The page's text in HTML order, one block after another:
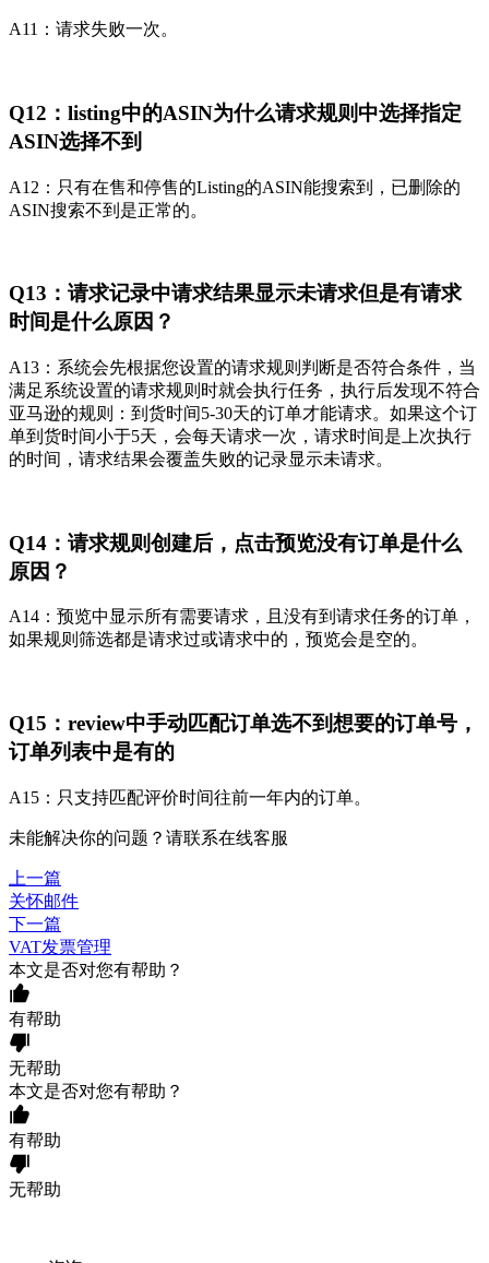
A11：请求失败一次。
Q12：listing中的ASIN为什么请求规则中选择指定
ASIN选择不到
A12：只有在售和停售的Listing的ASIN能搜索到，已删除的
ASIN搜索不到是正常的。
Q13：请求记录中请求结果显示未请求但是有请求
时间是什么原因？
A13：系统会先根据您设置的请求规则判断是否符合条件，当
满足系统设置的请求规则时就会执行任务，执行后发现不符合
亚马逊的规则：到货时间5-30天的订单才能请求。如果这个订
单到货时间小于5天，会每天请求一次，请求时间是上次执行
的时间，请求结果会覆盖失败的记录显示未请求。
Q14：请求规则创建后，点击预览没有订单是什么
原因？
A14：预览中显示所有需要请求，且没有到请求任务的订单，
如果规则筛选都是请求过或请求中的，预览会是空的。
Q15：review中手动匹配订单选不到想要的订单号，
订单列表中是有的
A15：只支持匹配评价时间往前一年内的订单。
未能解决你的问题？请联系在线客服
上一篇
关怀邮件
下一篇
VAT发票管理
本文是否对您有帮助？
有帮助
无帮助
本文是否对您有帮助？
有帮助
无帮助